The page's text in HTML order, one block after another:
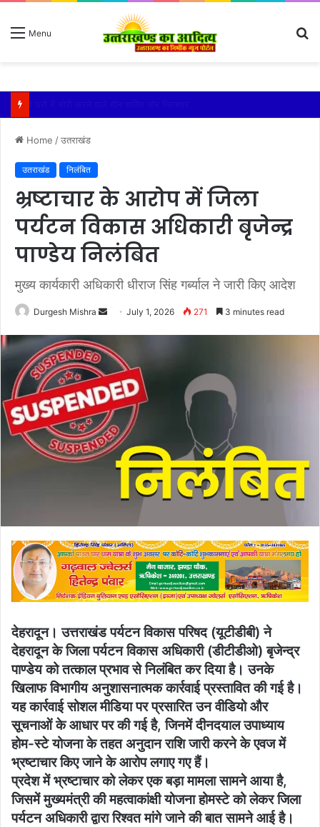
Menu
Home /उतराखंड
उतराखंड निलंबित
भ्रष्टाचार के आरोप में जिला
पर्यटन विकास अधिकारी बृजेन्द्र
पाण्डेय निलंबित
मुख्य कार्यकारी अधिकारी धीराज सिंह गर्ब्याल ने जारी किए आदेश
Durgesh Mishra
Send
email
July 1, 2026 271 3 minutes read
देहरादून। उत्तराखंड पर्यटन विकास परिषद (यूटीडीबी) ने
देहरादून के जिला पर्यटन विकास अधिकारी (डीटीडीओ) बृजेन्द्र
पाण्डेय को तत्काल प्रभाव से निलंबित कर दिया है। उनके
खिलाफ विभागीय अनुशासनात्मक कार्रवाई प्रस्तावित की गई है।
यह कार्रवाई सोशल मीडिया पर प्रसारित उन वीडियो और
सूचनाओं के आधार पर की गई है, जिनमें दीनदयाल उपाध्याय
होम-स्टे योजना के तहत अनुदान राशि जारी करने के एवज में
भ्रष्टाचार किए जाने के आरोप लगाए गए हैं।
प्रदेश में भ्रष्टाचार को लेकर एक बड़ा मामला सामने आया है,
जिसमें मुख्यमंत्री की महत्वाकांक्षी योजना होमस्टे को लेकर जिला
पर्यटन अधिकारी द्वारा रिश्वत मांगे जाने की बात सामने आई है।